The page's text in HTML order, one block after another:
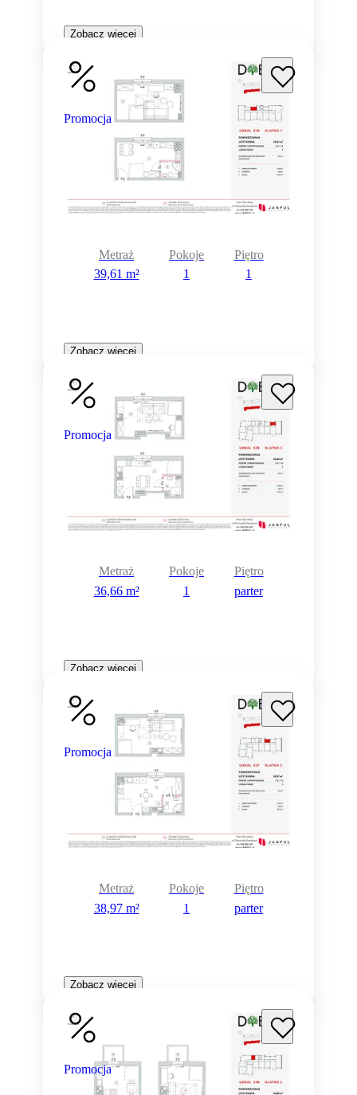
Zobacz więcej
Promocja
Metraż
39,61 m²
Pokoje
1
Piętro
1
Zobacz więcej
Promocja
Metraż
36,66 m²
Pokoje
1
Piętro
parter
Zobacz więcej
Promocja
Metraż
38,97 m²
Pokoje
1
Piętro
parter
Zobacz więcej
Promocja